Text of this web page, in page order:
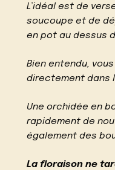
L’idéal est de
soucoupe et de
en pot au dessus
Bien entendu,
directement dans
Une orchidée en
rapidement de
également des
La floraison ne